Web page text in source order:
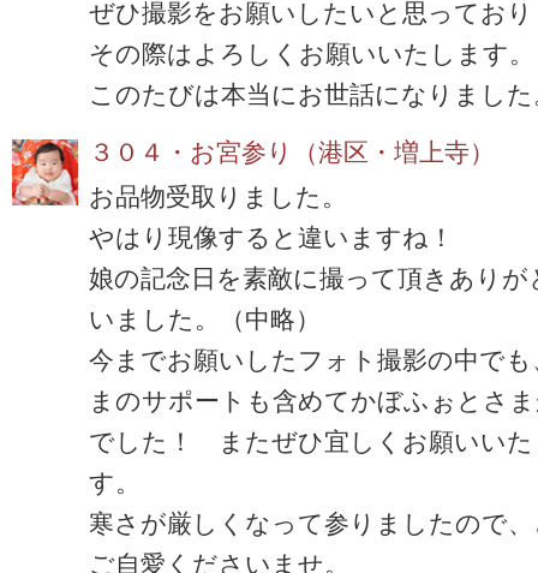
ぜひ撮影をお願いしたいと思ってお
その際はよろしくお願いいたします。
このたびは本当にお世話になりました
３０４・お宮参り（港区・増上寺）
お品物受取りました。
やはり現像すると違いますね！
娘の記念日を素敵に撮って頂きありが
いました。（中略）
今までお願いしたフォト撮影の中でも
まのサポートも含めてかぼふぉとさ
でした！ またぜひ宜しくお願いいた
す。
寒さが厳しくなって参りましたので
ご自愛くださいませ。